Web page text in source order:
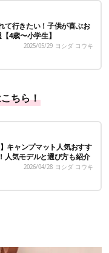
て行きたい！子供が喜ぶお
4歳〜小学生】
2025/05/29 ヨシダ コウキ
ちら！
キャンプマット人気おすす
人気モデルと選び方も紹介
2026/04/28 ヨシダ コウキ